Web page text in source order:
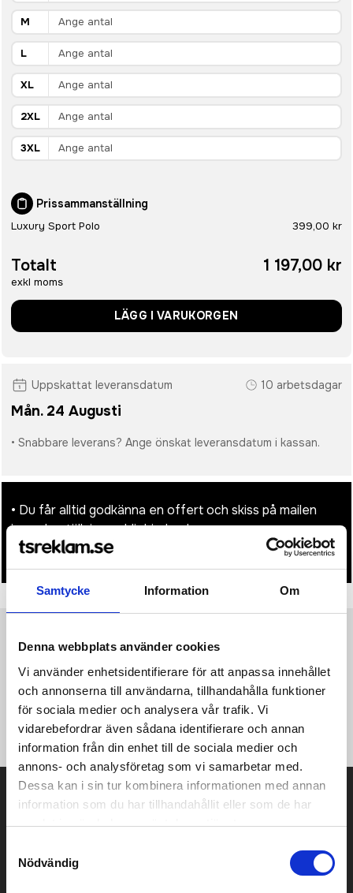
Samtycke Information Om
Denna webbplats använder cookies
Vi använder enhetsidentifierare för att anpassa innehållet
och annonserna till användarna, tillhandahålla funktioner
för sociala medier och analysera vår trafik. Vi
vidarebefordrar även sådana identifierare och annan
information från din enhet till de sociala medier och
annons- och analysföretag som vi samarbetar med.
Dessa kan i sin tur kombinera informationen med annan
information som du har tillhandahållit eller som de har
samlat in när du har använt deras tjänster.
Nödvändig
M
L
XL
2XL
3XL
Prissammanställning
Luxury Sport Polo 399,00 kr
Totalt
exkl moms
1 197,00 kr
LÄGG I VARUKORGEN
Uppskattat leveransdatum 10 arbetsdagar
Mån. 24 Augusti
• Snabbare leverans? Ange önskat leveransdatum i kassan.
• Du får alltid godkänna en offert och skiss på mailen
innan beställningen blir bindande.
• Tryckfil/er logo laddas upp i kassan.
ProduktinformationSpecifikationerPristabell
·140 g/m² ·100% Polyester (Interlock) ·Lätt ·Fuktabsorberande
yta ·Integrerad krage i samma tyg ·Slät knappslå
·Kontrastfärgade antracitknappar ·Figurnära passform.
Prisuppgift på mailen?
Kontakta oss här för att få förslag på produkt och pris över
Det går också utmärkt att bara ställa frågor!